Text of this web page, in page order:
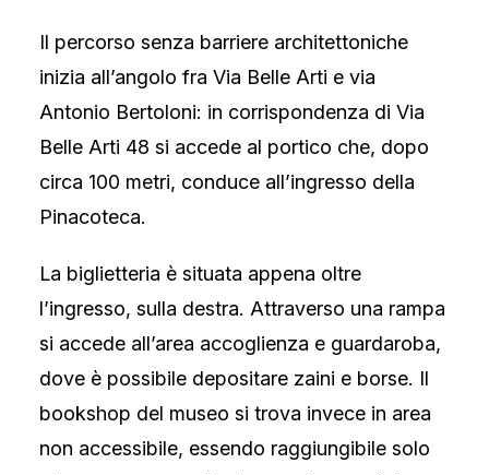
Il percorso senza barriere architettoniche
inizia all’angolo fra Via Belle Arti e via
Antonio Bertoloni: in corrispondenza di Via
Belle Arti 48 si accede al portico che, dopo
circa 100 metri, conduce all’ingresso della
Pinacoteca.
La biglietteria è situata appena oltre
l’ingresso, sulla destra. Attraverso una rampa
si accede all’area accoglienza e guardaroba,
dove è possibile depositare zaini e borse. Il
bookshop del museo si trova invece in area
non accessibile, essendo raggiungibile solo